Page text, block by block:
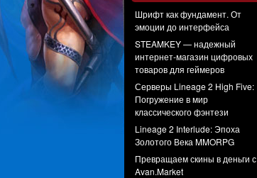
Шрифт как фундамент. От
эмоции до интерфейса
STEAMKEY — надежный
интернет-магазин цифровых
товаров для геймеров
Серверы Lineage 2 High Five:
Погружение в мир
классического фэнтези
Lineage 2 Interlude: Эпоха
Золотого Века MMORPG
Превращаем скины в деньги с
Avan.Market